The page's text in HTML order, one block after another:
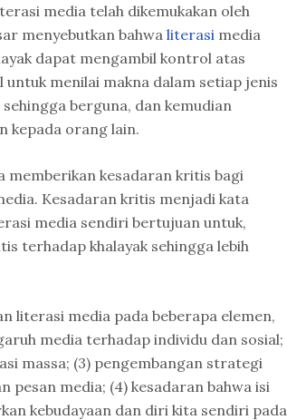
media telah dikemukakan oleh
menyebutkan bahwa literasi media
dapat mengambil kontrol atas
menilai makna dalam setiap jenis
berguna, dan kemudian
kepada orang lain.
memberikan kesadaran kritis bagi
Kesadaran kritis menjadi kata
media sendiri bertujuan untuk,
terhadap khalayak sehingga lebih
literasi media pada beberapa elemen,
media terhadap individu dan sosial;
massa; (3) pengembangan strategi
pesan media; (4) kesadaran bahwa isi
kebudayaan dan diri kita sendiri pada